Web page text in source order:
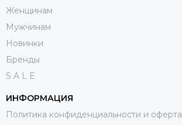
Женщинам
Мужчинам
Новинки
Бренды
S A L E
ИНФОРМАЦИЯ
Политика конфиденциальности и оферта